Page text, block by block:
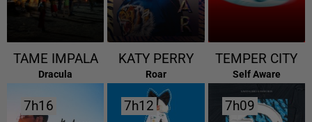
TAME IMPALA
Dracula
KATY PERRY
Roar
TEMPER CITY
Self Aware
7h16
7h16 7h12
7h12 7h09
7h09